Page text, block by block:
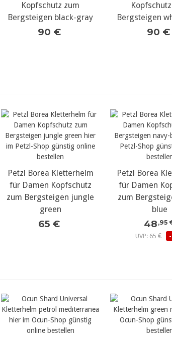
Kopfschutz zum
Bergsteigen black-gray
90 €
Bergsteigen
90 €
mehr Details...
Petzl Borea Kletterhelm
für Damen Kopfschutz
zum Bergsteigen jungle
green
65 €
mehr
Petzl Borea
für Damen
zum
blue
48 ,95
UVP: 65 €